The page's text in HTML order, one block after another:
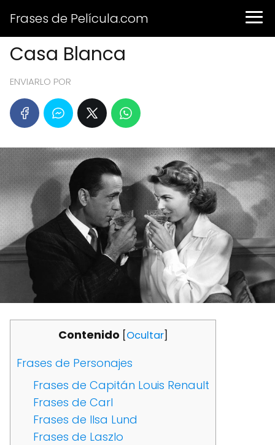
Frases de Película.com
Casa Blanca
ENVIARLO POR
Contenido [Ocultar]
Frases de Personajes
Frases de Capitán Louis Renault
Frases de Carl
Frases de Ilsa Lund
Frases de Laszlo